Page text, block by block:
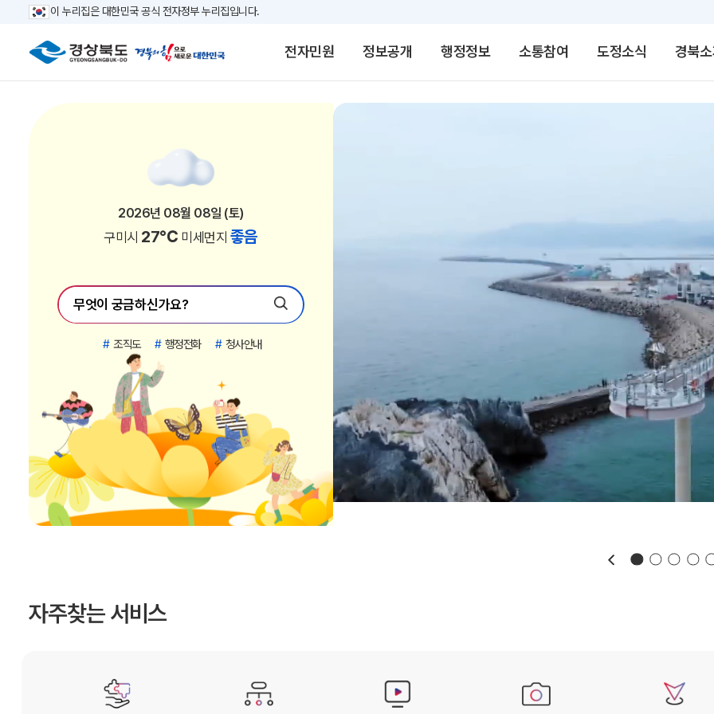
이 누리집은 대한민국 공식 전자정부 누리집입니다.
전자민원 정보공개 행정정보 소통참여 도정소식 경북
2026년 08월 08일 (토)
포항시 26℃ 미세먼지좋음
2026년 08월 08일 (토)
경주시 27℃ 미세먼지 좋음
2026년 08월 08일 (토)
김천시 27℃ 미세먼지 좋음
2026년 08월 08일 (토)
안동시 26℃ 미세먼지좋음
2026년 08월 08일 (토)
구미시 27℃ 미세먼지 좋음
2026년 08월 08일 (토)
영주시 26℃ 미세먼지좋음
2026년 08월 08일 (토)
영천시 27℃ 미세먼지 좋음
2026년 08월 08일 (토)
상주시 27℃ 미세먼지 좋음
2026년 08월 08일 (토)
문경시 27℃ 미세먼지 좋음
2026년 08월 08일 (토)
경산시 27℃ 미세먼지 좋음
2026년 08월 08일 (토)
의성군 26℃ 미세먼지좋음
2026년 08월 08일 (토)
청송군 24℃ 미세먼지좋음
2026년 08월 08일 (토)
영양군 22℃ 미세먼지 좋음
2026년 08월 08일 (토)
영덕군 26℃ 미세먼지좋음
2026년 08월 08일 (토)
청도군 26℃ 미세먼지좋음
2026년 08월 08일 (토)
고령군 27℃ 미세먼지 좋음
2026년 08월 08일 (토)
성주군 26℃ 미세먼지좋음
2026년 08월 08일 (토)
칠곡군 27℃ 미세먼지 좋음
2026년 08월 08일 (토)
봉화군 26℃ 미세먼지좋음
2026년 08월 08일 (토)
예천군 27℃ 미세먼지 좋음
2026년 08월 08일 (토)
울진군 26℃ 미세먼지좋음
2026년 08월 08일 (토)
울릉군 26℃ 미세먼지좋음
# 조직도 # 행정전화 # 청사안내
자주찾는 서비스